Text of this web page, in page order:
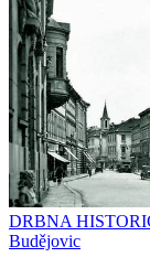
DRBNA
Budějovic